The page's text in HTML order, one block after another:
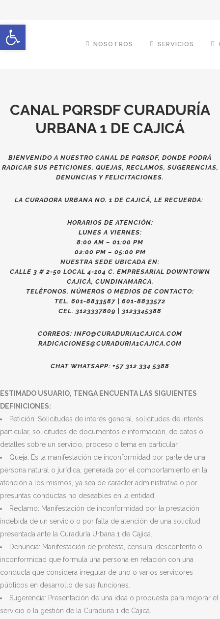
NOSOTROS SERVICIOS
CANAL PQRSDF CURADURÍA
URBANA 1 DE CAJICÁ
BIENVENIDO A NUESTRO CANAL DE PQRSDF, DONDE PODRÁ
RADICAR SUS PETICIONES, QUEJAS, RECLAMOS, SUGERENCIAS,
DENUNCIAS Y FELICITACIONES.
LA CURADORA URBANA NO. 1 DE CAJICÁ, LE RECUERDA:
HORARIOS DE ATENCIÓN:
LUNES A VIERNES:
8:00 AM – 01:00 PM
02:00 PM – 05:00 PM
NUESTRA SEDE UBICADA EN:
CALLE 3 # 2-50 LOCAL 4-104 C. EMPRESARIAL DOWNTOWN
CAJICÁ, CUNDINAMARCA.
TELÉFONOS, NÚMEROS O MEDIOS DE CONTACTO:
TEL. 601-8833587 | 601-8833572
CEL. 3123337809 | 3123345388
CORREOS: INFO@CURADURIA1CAJICA.COM
RADICACIONES@CURADURIA1CAJICA.COM
CHAT WHATSAPP: +57 312 334 5388
ESTIMADO USUARIO, TENGA ENCUENTA LAS SIGUIENTES
DEFINICIONES:
Petición: Solicitudes de interés general, solicitudes de interés
particular, solicitudes de documentos e información, de datos o
detalles sobre un servicio, proceso o tema en particular.
Queja: Es la manifestación de inconformidad por parte de una
persona natural o jurídica, generada por el comportamiento en la
atención a los mismos, ya sea de carácter administrativa o por
presuntas conductas no deseables en la entidad.
Reclamo: Manifestación de inconformidad por la prestación
indebida de un servicio o por falta de atención de una solicitud
presentada ante la Curaduría Urbana 1 de Cajicá.
Denuncia: Manifestación de protesta, censura, descontento o
inconformidad que formula una persona en relación con una
conducta que considera irregular de uno o varios servidores
públicos en desarrollo de sus funciones.
Sugerencia: Presentación de una idea o propuesta para mejorar el
servicio o la gestión de la Curaduría 1 de Cajicá.
Open toolbar